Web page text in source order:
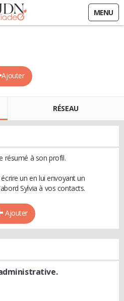
MENU
Ajouter
RÉSEAU
résumé à son profil.
un en lui envoyant un
Sylvia à vos contacts.
Ajouter